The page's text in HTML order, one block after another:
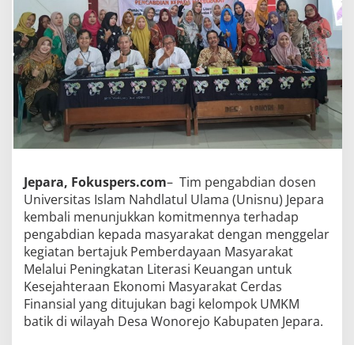
Jepara, Fokuspers.com– Tim pengabdian dosen
Universitas Islam Nahdlatul Ulama (Unisnu) Jepara
kembali menunjukkan komitmennya terhadap
pengabdian kepada masyarakat dengan menggelar
kegiatan bertajuk Pemberdayaan Masyarakat
Melalui Peningkatan Literasi Keuangan untuk
Kesejahteraan Ekonomi Masyarakat Cerdas
Finansial yang ditujukan bagi kelompok UMKM
batik di wilayah Desa Wonorejo Kabupaten Jepara.